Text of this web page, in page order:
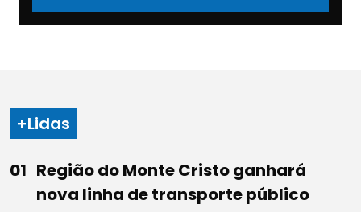
+Lidas
Região do Monte Cristo ganhará
nova linha de transporte público